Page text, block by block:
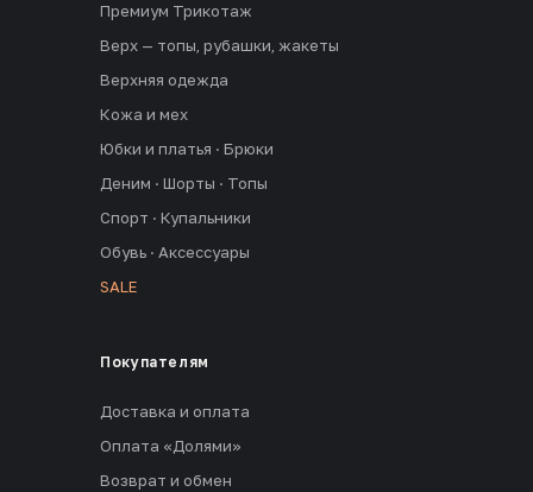
Премиум Трикотаж
Верх — топы, рубашки, жакеты
Верхняя одежда
Кожа и мех
Юбки и платья · Брюки
Деним · Шорты · Топы
Спорт · Купальники
Обувь · Аксессуары
SALE
Покупателям
Доставка и оплата
Оплата «Долями»
Возврат и обмен